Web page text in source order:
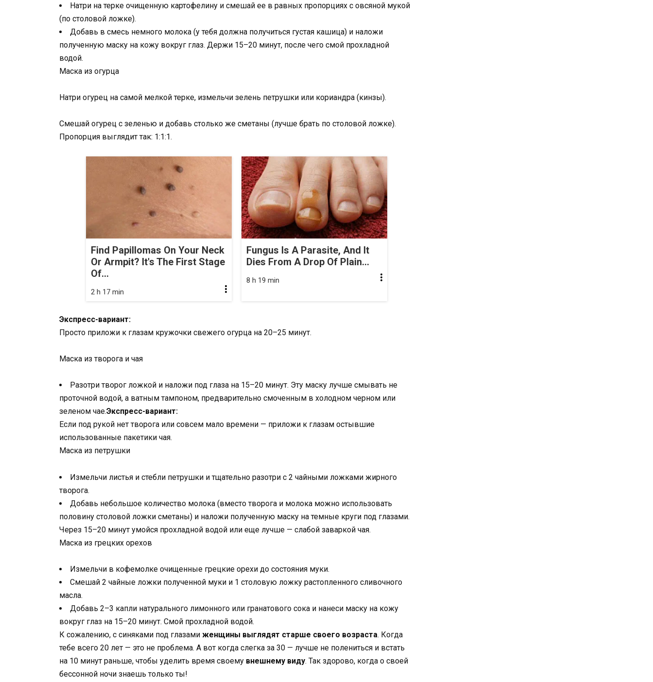
Натри на терке очищенную картофелину и смешай ее в равных пропорциях с овсяной мукой
(по столовой ложке).
Добавь в смесь немного молока (у тебя должна получиться густая кашица) и наложи
полученную маску на кожу вокруг глаз. Держи 15–20 минут, после чего смой прохладной
водой.
Маска из огурца
Натри огурец на самой мелкой терке, измельчи зелень петрушки или кориандра (кинзы).
Смешай огурец с зеленью и добавь столько же сметаны (лучше брать по столовой ложке).
Пропорция выглядит так: 1:1:1.
Find Papillomas On Your Neck
Or Armpit? It's The First Stage
Of...
2 h 17 min
Fungus Is A Parasite, And It
Dies From A Drop Of Plain...
8 h 19 min
Экспресс-вариант:
Просто приложи к глазам кружочки свежего огурца на 20–25 минут.
Маска из творога и чая
Разотри творог ложкой и наложи под глаза на 15–20 минут. Эту маску лучше смывать не
проточной водой, а ватным тампоном, предварительно смоченным в холодном черном или
зеленом чае.Экспресс-вариант:
Если под рукой нет творога или совсем мало времени — приложи к глазам остывшие
использованные пакетики чая.
Маска из петрушки
Измельчи листья и стебли петрушки и тщательно разотри с 2 чайными ложками жирного
творога.
Добавь небольшое количество молока (вместо творога и молока можно использовать
половину столовой ложки сметаны) и наложи полученную маску на темные круги под глазами.
Через 15–20 минут умойся прохладной водой или еще лучше — слабой заваркой чая.
Маска из грецких орехов
Измельчи в кофемолке очищенные грецкие орехи до состояния муки.
Смешай 2 чайные ложки полученной муки и 1 столовую ложку растопленного сливочного
масла.
Добавь 2–3 капли натурального лимонного или гранатового сока и нанеси маску на кожу
вокруг глаз на 15–20 минут. Смой прохладной водой.
К сожалению, с синяками под глазами женщины выглядят старше своего возраста. Когда
тебе всего 20 лет — это не проблема. А вот когда слегка за 30 — лучше не полениться и встать
на 10 минут раньше, чтобы уделить время своему внешнему виду. Так здорово, когда о своей
бессонной ночи знаешь только ты!